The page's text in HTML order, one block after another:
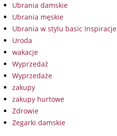
Ubrania damskie
Ubrania męskie
Ubrania w stylu basic Inspiracje
Uroda
wakacje
Wyprzedaż
Wyprzedaże
zakupy
zakupy hurtowe
Zdrowie
Zegarki damskie